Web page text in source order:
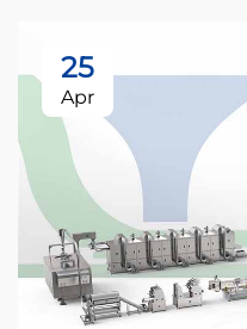
25
Apr